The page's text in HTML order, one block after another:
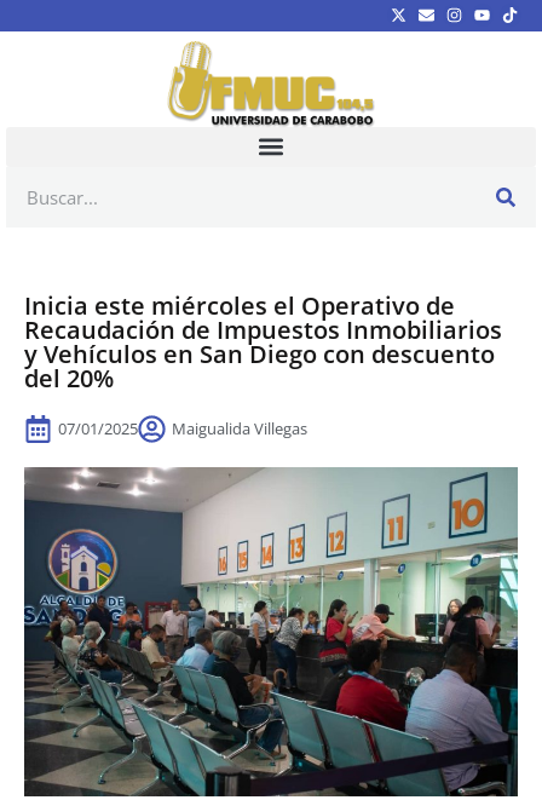
Inicia este miércoles el Operativo de
Recaudación de Impuestos Inmobiliarios
y Vehículos en San Diego con descuento
del 20%
07/01/2025 Maigualida Villegas